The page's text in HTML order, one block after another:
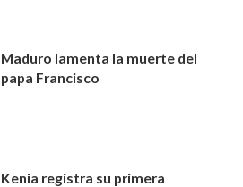
Maduro lamenta la muerte del
papa Francisco
Kenia registra su primera